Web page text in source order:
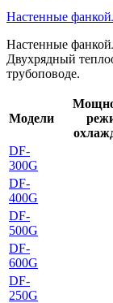
Настенные
Настенные
Двухрядный
трубоповоде.
Модели
DF-
300G
DF-
400G
DF-
500G
DF-
600G
DF-
250G